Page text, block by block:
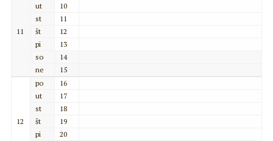
11
ut
10
st
11
št
12
pi
13
so
14
ne
15
12
po
16
ut
17
st
18
št
19
pi
20